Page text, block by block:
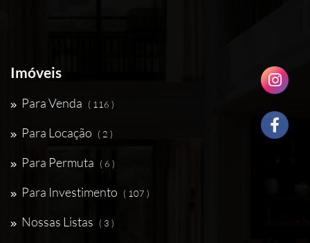
Imóveis
Para Venda ( 116 )
Para Locação ( 2 )
Para Permuta ( 6 )
Para Investimento ( 107 )
Nossas Listas ( 3 )